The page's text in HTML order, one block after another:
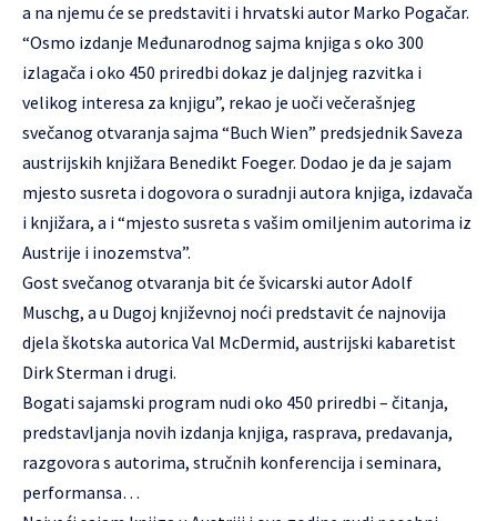
a na njemu će se predstaviti i hrvatski autor Marko Pogačar.
“Osmo izdanje Međunarodnog sajma knjiga s oko 300
izlagača i oko 450 priredbi dokaz je daljnjeg razvitka i
velikog interesa za knjigu”, rekao je uoči večerašnjeg
svečanog otvaranja sajma “Buch Wien” predsjednik Saveza
austrijskih knjižara Benedikt Foeger. Dodao je da je sajam
mjesto susreta i dogovora o suradnji autora knjiga, izdavača
i knjižara, a i “mjesto susreta s vašim omiljenim autorima iz
Austrije i inozemstva”.
Gost svečanog otvaranja bit će švicarski autor Adolf
Muschg, a u Dugoj književnoj noći predstavit će najnovija
djela škotska autorica Val McDermid, austrijski kabaretist
Dirk Sterman i drugi.
Bogati sajamski program nudi oko 450 priredbi – čitanja,
predstavljanja novih izdanja knjiga, rasprava, predavanja,
razgovora s autorima, stručnih konferencija i seminara,
performansa…